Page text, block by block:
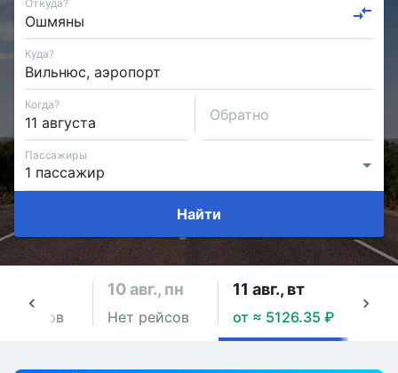
Откуда?
Куда?
Когда?
Обратно
Пассажиры
Найти
рейсов
10 авг., пн
Нет рейсов
11 авг., вт
от ≈ 5126.35 ₽